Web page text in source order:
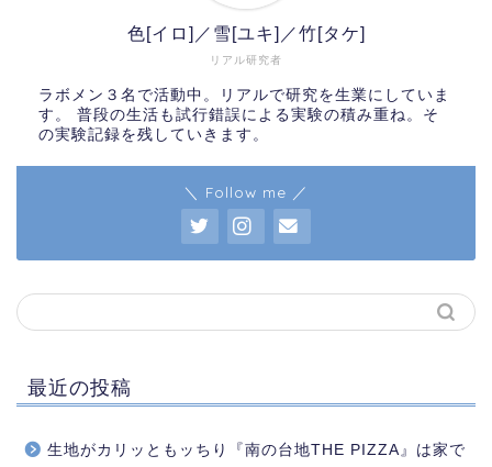
リアル研究者
色[イロ]／雪[ユキ]／竹[タケ]
ラボメン３名で活動中。リアルで研究を生業にしていま
す。 普段の生活も試行錯誤による実験の積み重ね。そ
の実験記録を残していきます。
＼ Follow me ／
最近の投稿
生地がカリッともッちり『南の台地THE PIZZA』は家で